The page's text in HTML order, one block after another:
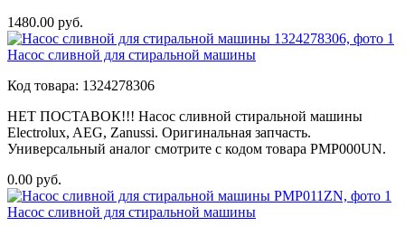
1480.00 руб.
Насос сливной для стиральной машины
Код товара: 1324278306
НЕТ ПОСТАВОК!!! Насос сливной стиральной машины
Electrolux, AEG, Zanussi. Оригинальная запчасть.
Универсальный аналог смотрите с кодом товара PMP000UN.
0.00 руб.
Насос сливной для стиральной машины